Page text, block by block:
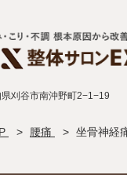
刈谷市南沖野町2−1−19
腰痛 坐骨神経